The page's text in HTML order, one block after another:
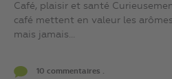
Café, plaisir et santé
café mettent en valeur les
mais jamais...
10 commentaires .